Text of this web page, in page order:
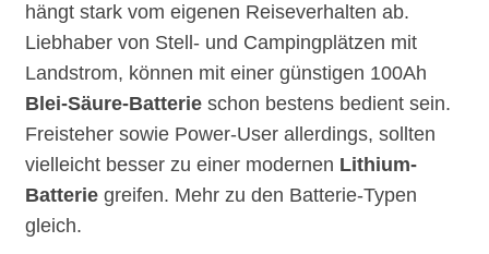
hängt stark vom eigenen Reiseverhalten ab.
Liebhaber von Stell- und Campingplätzen mit
Landstrom, können mit einer günstigen 100Ah
Blei-Säure-Batterie schon bestens bedient sein.
Freisteher sowie Power-User allerdings, sollten
vielleicht besser zu einer modernen Lithium-
Batterie greifen. Mehr zu den Batterie-Typen
gleich.